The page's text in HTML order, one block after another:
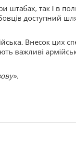
штабах, так і в
доступний
Внесок цих
важливі